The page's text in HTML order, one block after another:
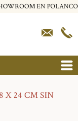
EN POLANCO
X 24 CM SIN